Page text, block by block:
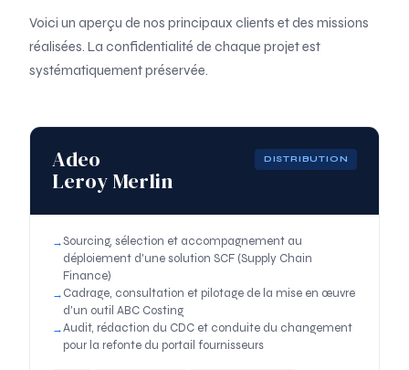
Voici un aperçu de nos principaux clients et des missions
réalisées. La confidentialité de chaque projet est
systématiquement préservée.
Adeo
Leroy Merlin
DISTRIBUTION
Sourcing, sélection et accompagnement au
déploiement d'une solution SCF (Supply Chain
Finance)
Cadrage, consultation et pilotage de la mise en œuvre
d'un outil ABC Costing
Audit, rédaction du CDC et conduite du changement
pour la refonte du portail fournisseurs